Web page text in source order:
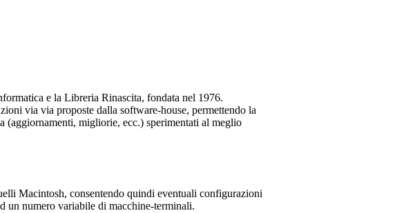
e la Libreria Rinascita, fondata nel 1976.
via via proposte dalla software-house, permettendo la
(aggiornamenti, migliorie, ecc.) sperimentati al meglio
Macintosh, consentendo quindi eventuali configurazioni
un numero variabile di macchine-terminali.